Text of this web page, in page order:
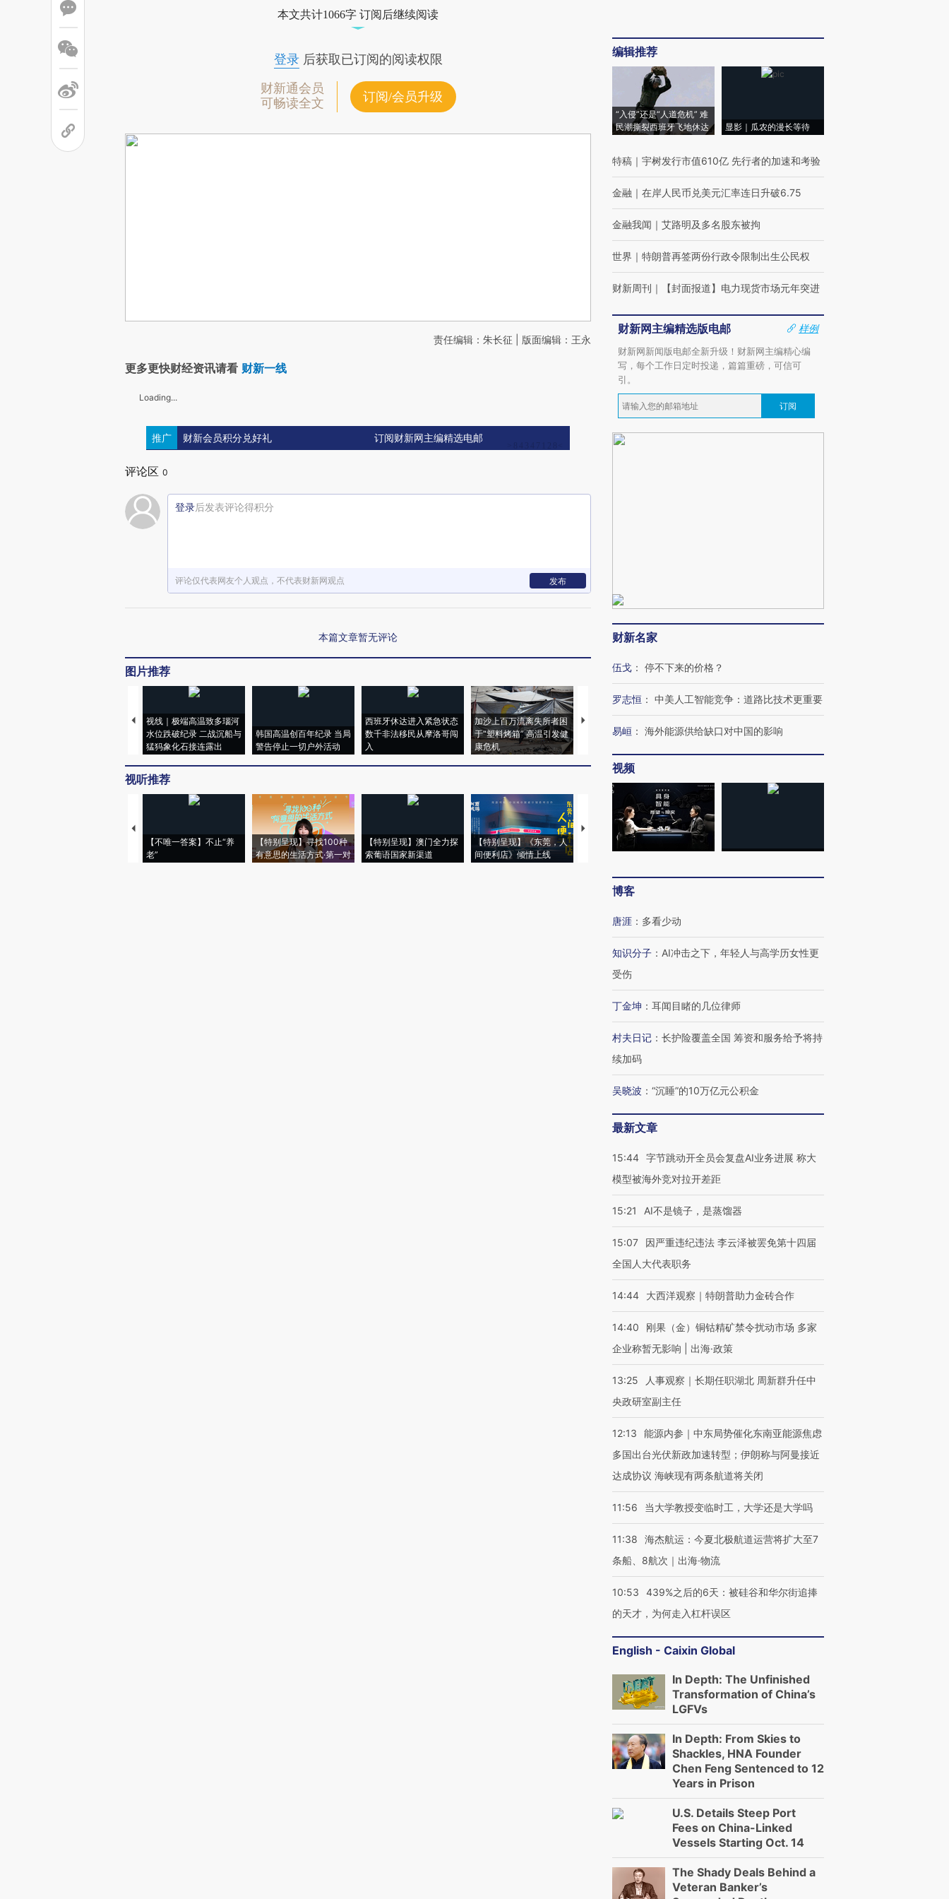
本文共计1066字 订阅后继续阅读
登录后获取已订阅的阅读权限
财新通会员
可畅读全文
订阅/会员升级
责任编辑：朱长征 | 版面编辑：王永
更多更快财经资讯请看 财新一线
Loading...
推广 财新会员积分兑好礼 订阅财新网主编精选电邮
评论区 0
登录后发表评论得积分
评论仅代表网友个人观点，不代表财新网观点 发布
本篇文章暂无评论
图片推荐
视线｜极端高温致多瑙河
水位跌破纪录 二战沉船与
猛犸象化石接连露出
韩国高温创百年纪录 当局
警告停止一切户外活动
西班牙休达进入紧急状态
数千非法移民从摩洛哥闯
入
加沙上百万流离失所者困
于“塑料烤箱” 高温引发健
康危机
视线｜HYROX的吸金
术：是什么让中产们甘
粒摇头丸 尿检体内含3种
视听推荐
【不唯一答案】不止“养
老”
【特别呈现】寻找100种
有意思的生活方式·第一对
【特别呈现】澳门全力探
索葡语国家新渠道
【特别呈现】《东莞，人
间便利店》倾情上线
【推广】走进第四届链博
会，让数智科技“链”接产
【特别呈现】寻找100种
有意思的生活方式·第三对
住三大增长引擎是什么？
编辑推荐
“入侵”还是“人道危机” 难
民潮撕裂西班牙飞地休达
显影｜瓜农的漫长等待
特稿 ｜ 宇树发行市值610亿 先行者的加速和考验
金融 ｜ 在岸人民币兑美元汇率连日升破6.75
金融我闻 ｜ 艾路明及多名股东被拘
世界 ｜ 特朗普再签两份行政令限制出生公民权
财新周刊 ｜ 【封面报道】电力现货市场元年突进
财新网主编精选版电邮
样例
财新网新闻版电邮全新升级！财新网主编精心编
写，每个工作日定时投递，篇篇重磅，可信可
引。
订阅
财新名家
伍戈 ： 停不下来的价格？
罗志恒 ： 中美人工智能竞争：道路比技术更重要
易峘 ： 海外能源供给缺口对中国的影响
视频
博客
唐涯 ： 多看少动
知识分子 ： AI冲击之下，年轻人与高学历女性更
受伤
丁金坤 ： 耳闻目睹的几位律师
村夫日记 ： 长护险覆盖全国 筹资和服务给予将持
续加码
吴晓波 ： “沉睡”的10万亿元公积金
最新文章
15:44 字节跳动开全员会复盘AI业务进展 称大
模型被海外竞对拉开差距
15:21 AI不是镜子，是蒸馏器
15:07
因严重违纪违法 李云泽被罢免第十四届
全国人大代表职务
14:44 大西洋观察｜特朗普助力金砖合作
14:40
刚果（金）铜钴精矿禁令扰动市场 多家
企业称暂无影响 | 出海·政策
13:25
人事观察｜长期任职湖北 周新群升任中
央政研室副主任
12:13
能源内参｜中东局势催化东南亚能源焦虑
多国出台光伏新政加速转型；伊朗称与阿曼接近
达成协议 海峡现有两条航道将关闭
11:56 当大学教授变临时工，大学还是大学吗
11:38
海杰航运：今夏北极航道运营将扩大至7
条船、8航次｜出海·物流
10:53
439%之后的6天：被硅谷和华尔街追捧
的天才，为何走入杠杆误区
English - Caixin Global
In Depth: The Unfinished
Transformation of China’s
LGFVs
In Depth: From Skies to
Shackles, HNA Founder
Chen Feng Sentenced to 12
Years in Prison
U.S. Details Steep Port
Fees on China-Linked
Vessels Starting Oct. 14
The Shady Deals Behind a
Veteran Banker’s